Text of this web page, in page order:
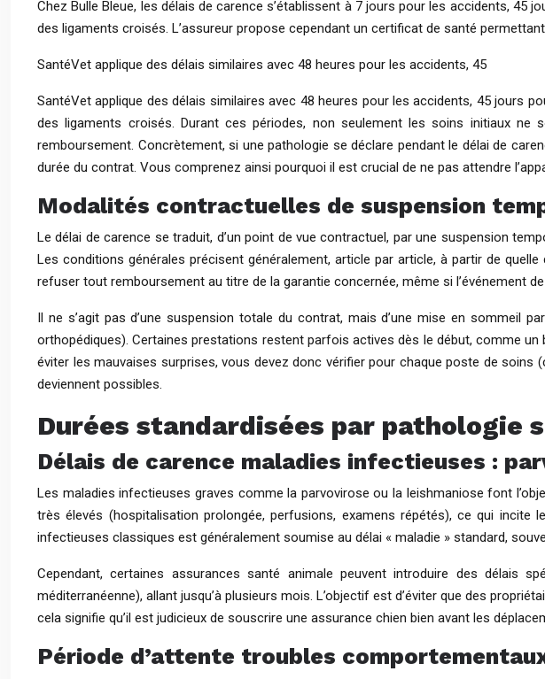
Chez Bulle Bleue, les délais de carence s’établissent à 7 jours pour les accidents, 45
des ligaments croisés. L’assureur propose cependant un certificat de santé
SantéVet applique des délais similaires avec 48 heures pour les accidents, 45
SantéVet applique des délais similaires avec 48 heures pour les accidents, 45 jours
des ligaments croisés. Durant ces périodes, non seulement les soins initiaux
remboursement. Concrètement, si une pathologie se déclare pendant le délai de
durée du contrat. Vous comprenez ainsi pourquoi il est crucial de ne pas attendre
Modalités contractuelles de suspension
Le délai de carence se traduit, d’un point de vue contractuel, par une suspension
Les conditions générales précisent généralement, article par article, à partir de
refuser tout remboursement au titre de la garantie concernée, même si l’événement
Il ne s’agit pas d’une suspension totale du contrat, mais d’une mise en sommeil
orthopédiques). Certaines prestations restent parfois actives dès le début, comme
éviter les mauvaises surprises, vous devez donc vérifier pour chaque poste de
deviennent possibles.
Durées standardisées par pathologie
Délais de carence maladies infectieuses :
Les maladies infectieuses graves comme la parvovirose ou la leishmaniose font
très élevés (hospitalisation prolongée, perfusions, examens répétés), ce qui
infectieuses classiques est généralement soumise au délai « maladie » standard,
Cependant, certaines assurances santé animale peuvent introduire des délais
méditerranéenne), allant jusqu’à plusieurs mois. L’objectif est d’éviter que des
cela signifie qu’il est judicieux de souscrire une assurance chien bien avant les
Période d’attente troubles